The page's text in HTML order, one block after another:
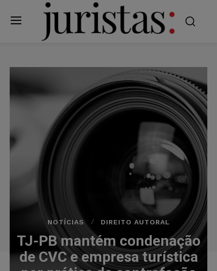
NOTÍCIAS DIREITO AUTORAL
TJ-PB mantém condenação
de CVC e empresa turística